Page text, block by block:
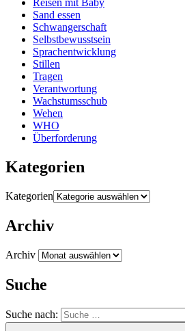
Reisen mit Baby
Sand essen
Schwangerschaft
Selbstbewusstsein
Sprachentwicklung
Stillen
Tragen
Verantwortung
Wachstumsschub
Wehen
WHO
Überforderung
Kategorien
Kategorien
Archiv
Archiv
Suche
Suche nach: